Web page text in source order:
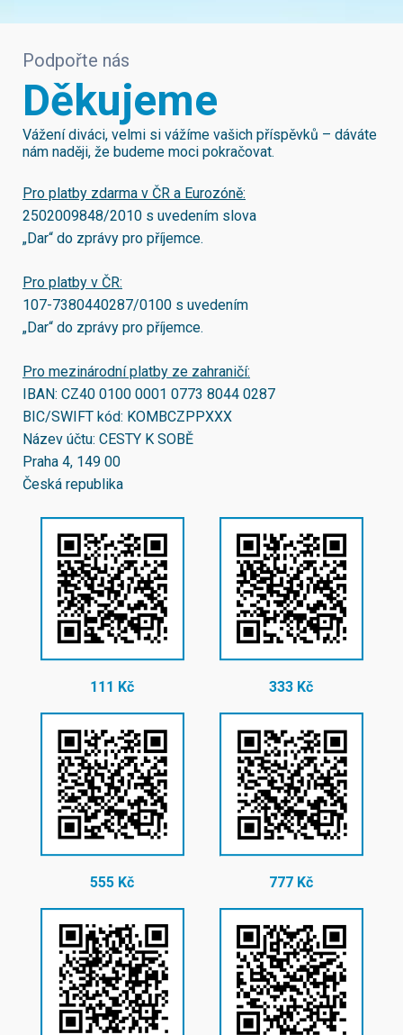
Podpořte nás
Děkujeme
Vážení diváci, velmi si vážíme vašich příspěvků – dáváte
nám naději, že budeme moci pokračovat.
Pro platby zdarma v ČR a Eurozóně:
2502009848/2010 s uvedením slova
„Dar“ do zprávy pro příjemce.
Pro platby v ČR:
107-7380440287/0100 s uvedením
„Dar“ do zprávy pro příjemce.
Pro mezinárodní platby ze zahraničí:
IBAN: CZ40 0100 0001 0773 8044 0287
BIC/SWIFT kód: KOMBCZPPXXX
Název účtu: CESTY K SOBĚ
Praha 4, 149 00
Česká republika
111 Kč 333 Kč
555 Kč 777 Kč